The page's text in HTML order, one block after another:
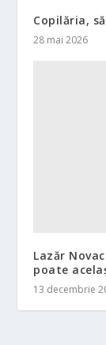
Copilăria,
28 mai 2026
Lazăr
poate
13 decembrie